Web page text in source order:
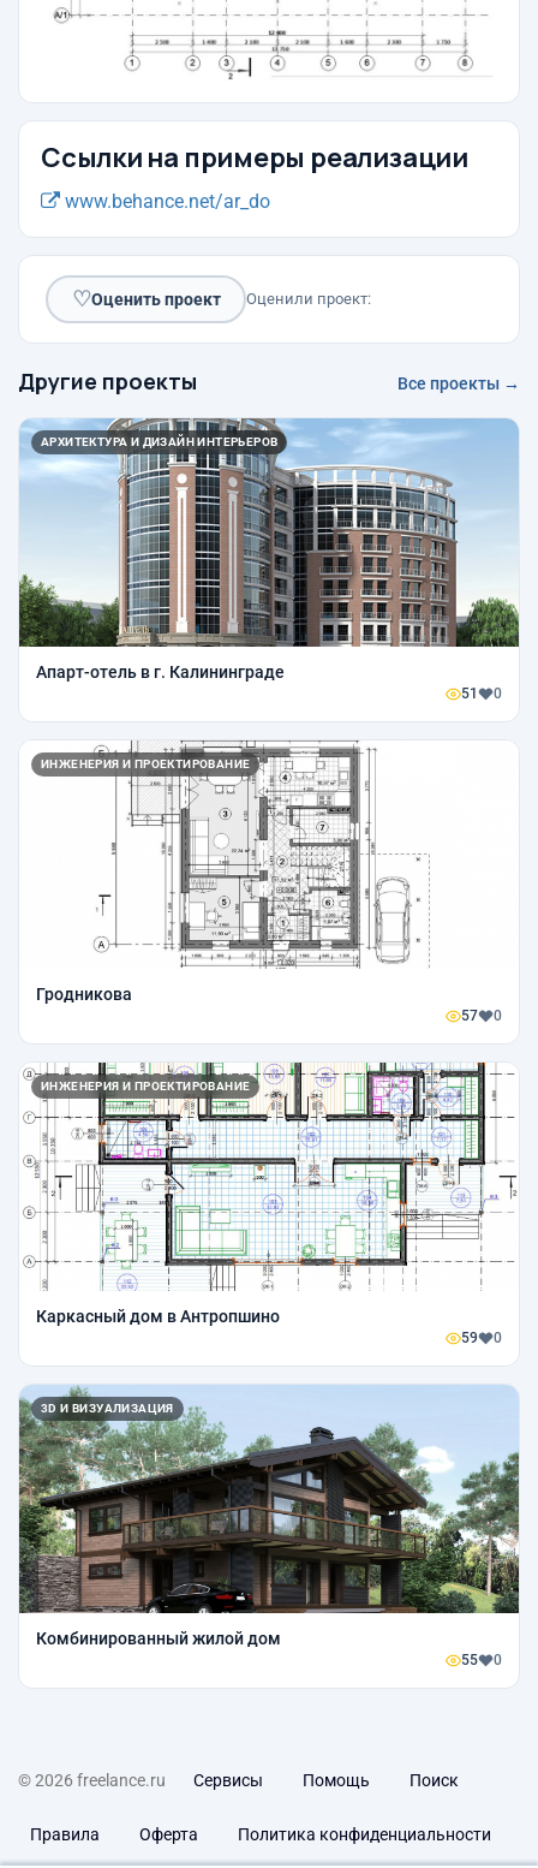
Ссылки на примеры реализации
www.behance.net/ar_do
♡Оценить проект Оценили проект:
Другие проекты Все проекты →
АРХИТЕКТУРА И ДИЗАЙН ИНТЕРЬЕРОВ
Апарт-отель в г. Калининграде
51 0
ИНЖЕНЕРИЯ И ПРОЕКТИРОВАНИЕ
Гродникова
57 0
ИНЖЕНЕРИЯ И ПРОЕКТИРОВАНИЕ
Каркасный дом в Антропшино
59 0
3D И ВИЗУАЛИЗАЦИЯ
Комбинированный жилой дом
55 0
© 2026 freelance.ru Сервисы Помощь Поиск
Правила Оферта Политика конфиденциальности